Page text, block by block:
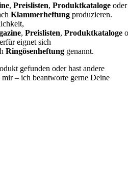
, Preislisten, Produktkataloge
Klammerheftung produzieren.
, Preislisten, Produktkataloge
eignet sich
Ringösenheftung genannt.
gefunden oder hast andere
– ich beantworte gerne Deine